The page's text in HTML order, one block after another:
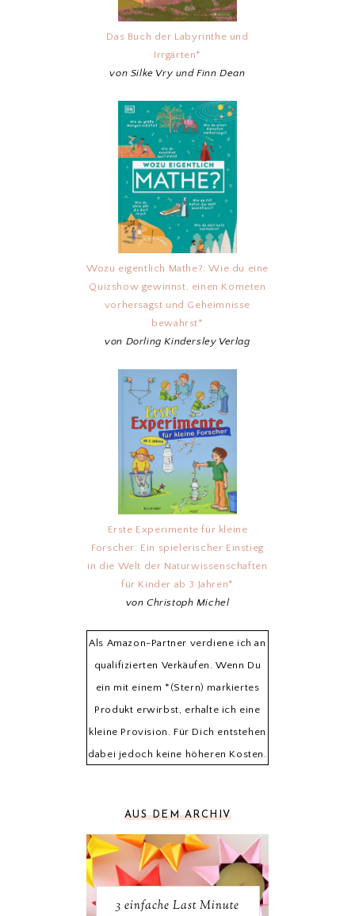
Das Buch der Labyrinthe und
Irrgärten*
von Silke Vry und Finn Dean
Wozu eigentlich Mathe?: Wie du eine
Quizshow gewinnst, einen Kometen
vorhersagst und Geheimnisse
bewahrst*
von Dorling Kindersley Verlag
Erste Experimente für kleine
Forscher: Ein spielerischer Einstieg
in die Welt der Naturwissenschaften
für Kinder ab 3 Jahren*
von Christoph Michel
Als Amazon-Partner verdiene ich an
qualifizierten Verkäufen. Wenn Du
ein mit einem *(Stern) markiertes
Produkt erwirbst, erhalte ich eine
kleine Provision. Für Dich entstehen
dabei jedoch keine höheren Kosten.
AUS DEM ARCHIV
3 einfache Last Minute